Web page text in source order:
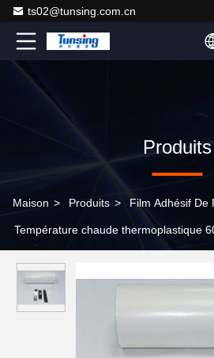
ts02@tunsing.com.cn
Produits
Maison > Produits > Film Adhésif De
Température chaude thermoplastique